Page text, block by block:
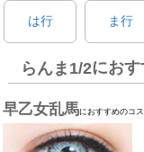
は行 ま行
らんま1/2にお
早乙女乱馬におすすめのコ